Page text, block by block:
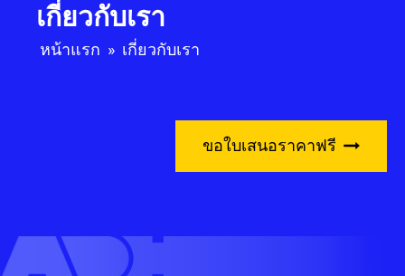
เกี่ยวกับเรา
หน้าแรก » เกี่ยวกับเรา
ขอใบเสนอราคาฟรี